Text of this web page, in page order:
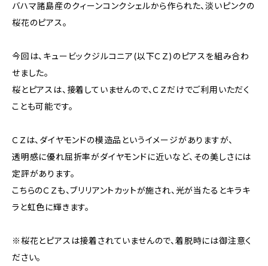
バハマ諸島産のクィーンコンクシェルから作られた、淡いピンクの
桜花のピアス。
今回は、キュービックジルコニア(以下ＣＺ)のピアスを組み合わ
せました。
桜とピアスは、接着していませんので、ＣＺだけでご利用いただく
ことも可能です。
ＣＺは、ダイヤモンドの模造品というイメージがありますが、
透明感に優れ屈折率がダイヤモンドに近いなど、その美しさには
定評があります。
こちらのＣＺも、ブリリアントカットが施され、光が当たるとキラキ
ラと虹色に輝きます。
※桜花とピアスは接着されていませんので、着脱時には御注意く
ださい。